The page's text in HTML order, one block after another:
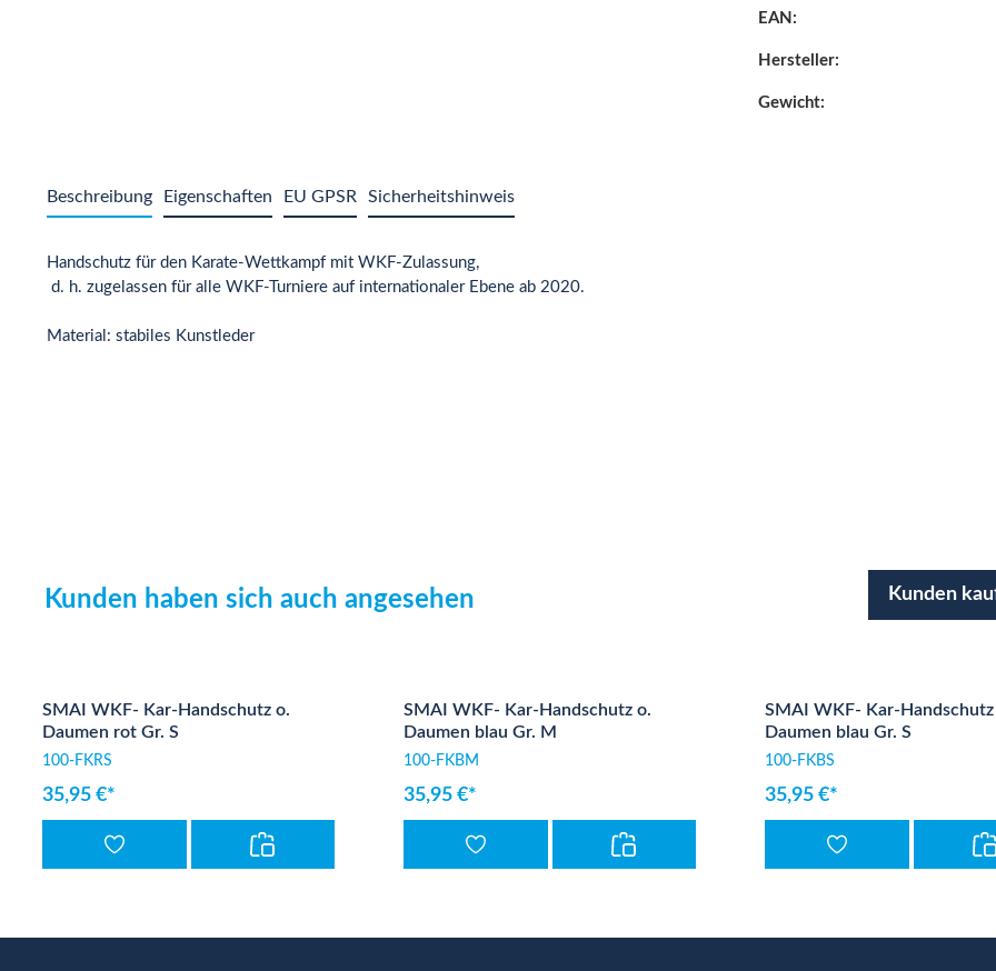
EAN:
Hersteller:
Gewicht:
Beschreibung Eigenschaften EU GPSR Sicherheitshinweis
Handschutz für den Karate-Wettkampf mit WKF-Zulassung,
d. h. zugelassen für alle WKF-Turniere auf internationaler Ebene ab 2020.
Material: stabiles Kunstleder
Kunden haben sich auch angesehen Kunden
SMAI WKF- Kar-Handschutz o.
Daumen rot Gr. S
100-FKRS
35,95 €*
SMAI WKF- Kar-Handschutz o.
Daumen blau Gr. M
100-FKBM
35,95 €*
SMAI WKF- Kar-Handschutz
Daumen blau Gr. S
100-FKBS
35,95 €*